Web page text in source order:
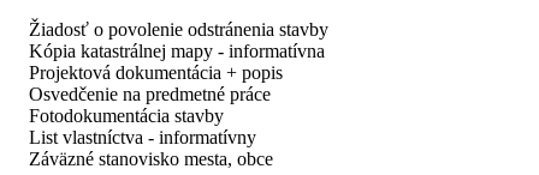
Žiadosť o povolenie odstránenia stavby
Kópia katastrálnej mapy - informatívna
Projektová dokumentácia + popis
Osvedčenie na predmetné práce
Fotodokumentácia stavby
List vlastníctva - informatívny
Záväzné stanovisko mesta, obce